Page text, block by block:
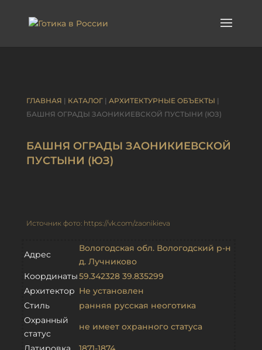
ГЛАВНАЯ | КАТАЛОГ| АРХИТЕКТУРНЫЕ ОБЪЕКТЫ |
БАШНЯ ОГРАДЫ ЗАОНИКИЕВСКОЙ ПУСТЫНИ (ЮЗ)
БАШНЯ ОГРАДЫ ЗАОНИКИЕВСКОЙ
ПУСТЫНИ (ЮЗ)
Источник фото: https://vk.com/zaonikieva
Адрес
Вологодская обл. Вологодский р-н
д. Лучниково
Координаты59.342328 39.835299
Архитектор Не установлен
Стиль
ранняя русская неоготика
Охранный
статус
не имеет охранного статуса